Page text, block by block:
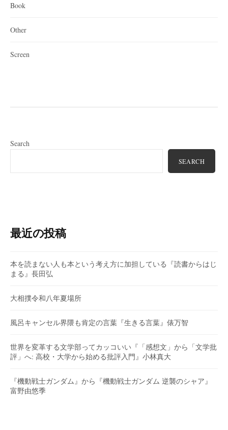
Book
Other
Screen
Search
SEARCH
最近の投稿
本を読まない人も本という考え方に加担している『読書からはじ
まる』長田弘
大相撲令和八年夏場所
風呂キャンセル界隈も肯定の言葉『生きる言葉』俵万智
世界を変革する文学部ってカッコいい『「感想文」から「文学批
評」へ: 高校・大学から始める批評入門』小林真大
『機動戦士ガンダム』から『機動戦士ガンダム 逆襲のシャア』
富野由悠季